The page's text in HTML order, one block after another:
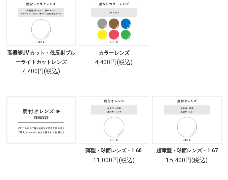
高機能UVカット・低反射ブル
ーライトカットレンズ
7,700円(税込)
カラーレンズ
4,400円(税込)
薄型・球面レンズ・1.60
11,000円(税込)
超薄型・球面レンズ・1.67
15,400円(税込)